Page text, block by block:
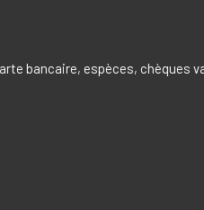
bancaire, espèces, chèques